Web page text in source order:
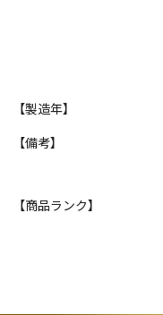
【製造年】
【備考】
【商品ランク】